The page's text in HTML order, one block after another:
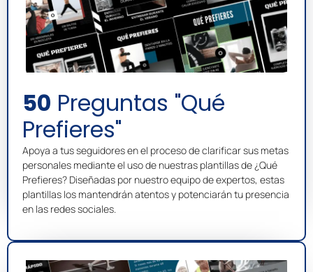
50 Preguntas "qué
Prefieres"
Apoya a tus seguidores en el proceso de clarificar sus metas
personales mediante el uso de nuestras plantillas de ¿Qué
Prefieres? Diseñadas por nuestro equipo de expertos, estas
plantillas los mantendrán atentos y potenciarán tu presencia
en las redes sociales.